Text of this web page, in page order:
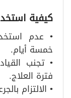
كيفية
• عدم
خمسة أيام.
• تجنب
فترة العلاج.
• الالتزام